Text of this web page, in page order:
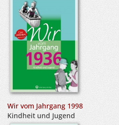
Wir vom Jahrgang 1998
Kindheit und Jugend